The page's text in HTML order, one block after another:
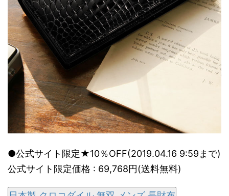
●公式サイト限定★10％OFF(2019.04.16 9:59まで)
公式サイト限定価格 : 69,768円(送料無料)